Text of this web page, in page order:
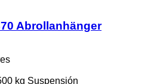
Abrollanhänger
kg Suspensión